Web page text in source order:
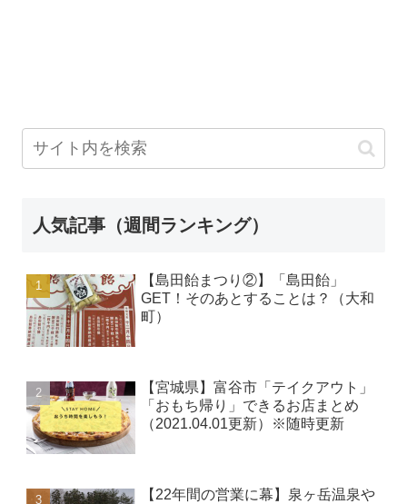
人気記事（週間ランキング）
【島田飴まつり②】「島田飴」
GET！そのあとすることは？（大和
町）
【宮城県】富谷市「テイクアウト」
「おもち帰り」できるお店まとめ
（2021.04.01更新）※随時更新
【22年間の営業に幕】泉ヶ岳温泉や